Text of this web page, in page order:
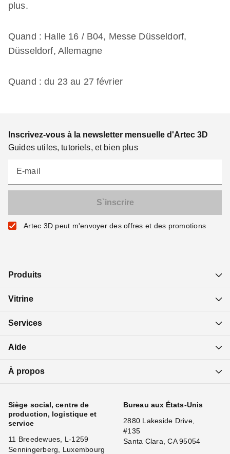
plus.
Quand : Halle 16 / B04, Messe Düsseldorf,
Düsseldorf, Allemagne
Quand : du 23 au 27 février
Inscrivez-vous à la newsletter mensuelle d'Artec 3D
Guides utiles, tutoriels, et bien plus
E-mail
Artec 3D peut m'envoyer des offres et des promotions
Produits
Vitrine
Services
Aide
À propos
Siège social, centre de
production, logistique et
service
11 Breedewues, L-1259
Senningerberg, Luxembourg
Bureau aux États-Unis
2880 Lakeside Drive,
#135
Santa Clara, CA 95054